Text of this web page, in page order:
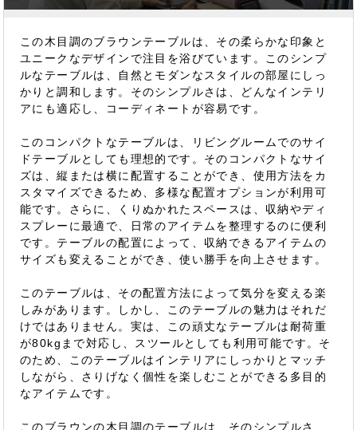
この木目調のブラウンテーブルは、その柔らかな印象と
ユニークなデザインで注目を浴びています。このシンプ
ルなテーブルは、自然とモダンなスタイルの部屋にしっ
かりと調和します。そのシンプルさは、どんなインテリ
アにも適応し、コーディネートが容易です。
このコンパクトなテーブルは、リビングルームでのサイ
ドテーブルとしても理想的です。そのコンパクトなサイ
ズは、縦または横に配置することができ、使用方法をカ
スタマイズできるため、多様な配置オプションが利用可
能です。さらに、くりぬかれたスペースは、収納やディ
スプレーに最適で、日常のアイテムを整理するのに便利
です。テーブルの配置によって、収納できるアイテムの
サイズも変えることができ、使い勝手を向上させます。
このテーブルは、その配置方法によって気分を変える楽
しみがあります。しかし、このテーブルの魅力はそれだ
けではありません。実は、この頑丈なテーブルは耐荷重
が80kgまで対応し、スツールとしても利用可能です。そ
のため、このテーブルはインテリアにしっかりとマッチ
しながら、さりげなく個性を楽しむことができる多目的
なアイテムです。
このブラウンの木目調のテーブルは、そのシンプルさ、